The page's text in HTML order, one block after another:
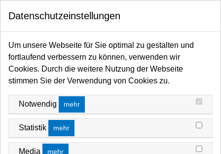
Startseite
Grip Zubehör
Datenschutzeinstellungen
Um unsere Webseite für Sie optimal zu gestalten und
fortlaufend verbessern zu können, verwenden wir
Cookies. Durch die weitere Nutzung der Webseite
stimmen Sie der Verwendung von Cookies zu.
Notwendig mehr
Statistik mehr
Media mehr